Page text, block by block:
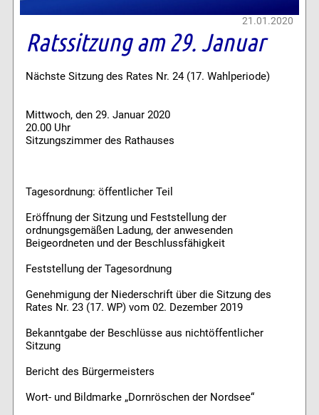
21.01.2020
Ratssitzung am 29. Januar
Nächste Sitzung des Rates Nr. 24 (17. Wahlperiode)
Mittwoch, den 29. Januar 2020
20.00 Uhr
Sitzungszimmer des Rathauses
Tagesordnung: öffentlicher Teil
Eröffnung der Sitzung und Feststellung der
ordnungsgemäßen Ladung, der anwesenden
Beigeordneten und der Beschlussfähigkeit
Feststellung der Tagesordnung
Genehmigung der Niederschrift über die Sitzung des
Rates Nr. 23 (17. WP) vom 02. Dezember 2019
Bekanntgabe der Beschlüsse aus nichtöffentlicher
Sitzung
Bericht des Bürgermeisters
Wort- und Bildmarke „Dornröschen der Nordsee“